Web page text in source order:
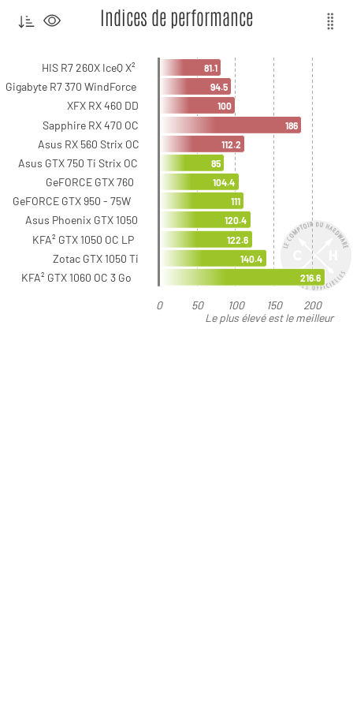
Le plus élevé est le meilleur
Indices de performance
0 50 100 150 200
HIS R7 260X IceQ X²
Gigabyte R7 370 WindForce
XFX RX 460 DD
Sapphire RX 470 OC
Asus RX 560 Strix OC
Asus GTX 750 Ti Strix OC
GeFORCE GTX 760
GeFORCE GTX 950 - 75W
Asus Phoenix GTX 1050
KFA² GTX 1050 OC LP
Zotac GTX 1050 Ti
KFA² GTX 1060 OC 3 Go
81.1
94.5
100
186
112.2
85
104.4
111
120.4
122.6
140.4
216.6